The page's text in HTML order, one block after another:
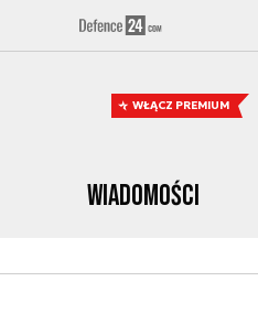
WŁĄCZ PREMIUM
Wiadomości